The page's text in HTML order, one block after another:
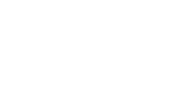
带着真实感与鲜活
宾。
象，邀请全职照顾孩子的四位爸爸，开启一场长达100天的